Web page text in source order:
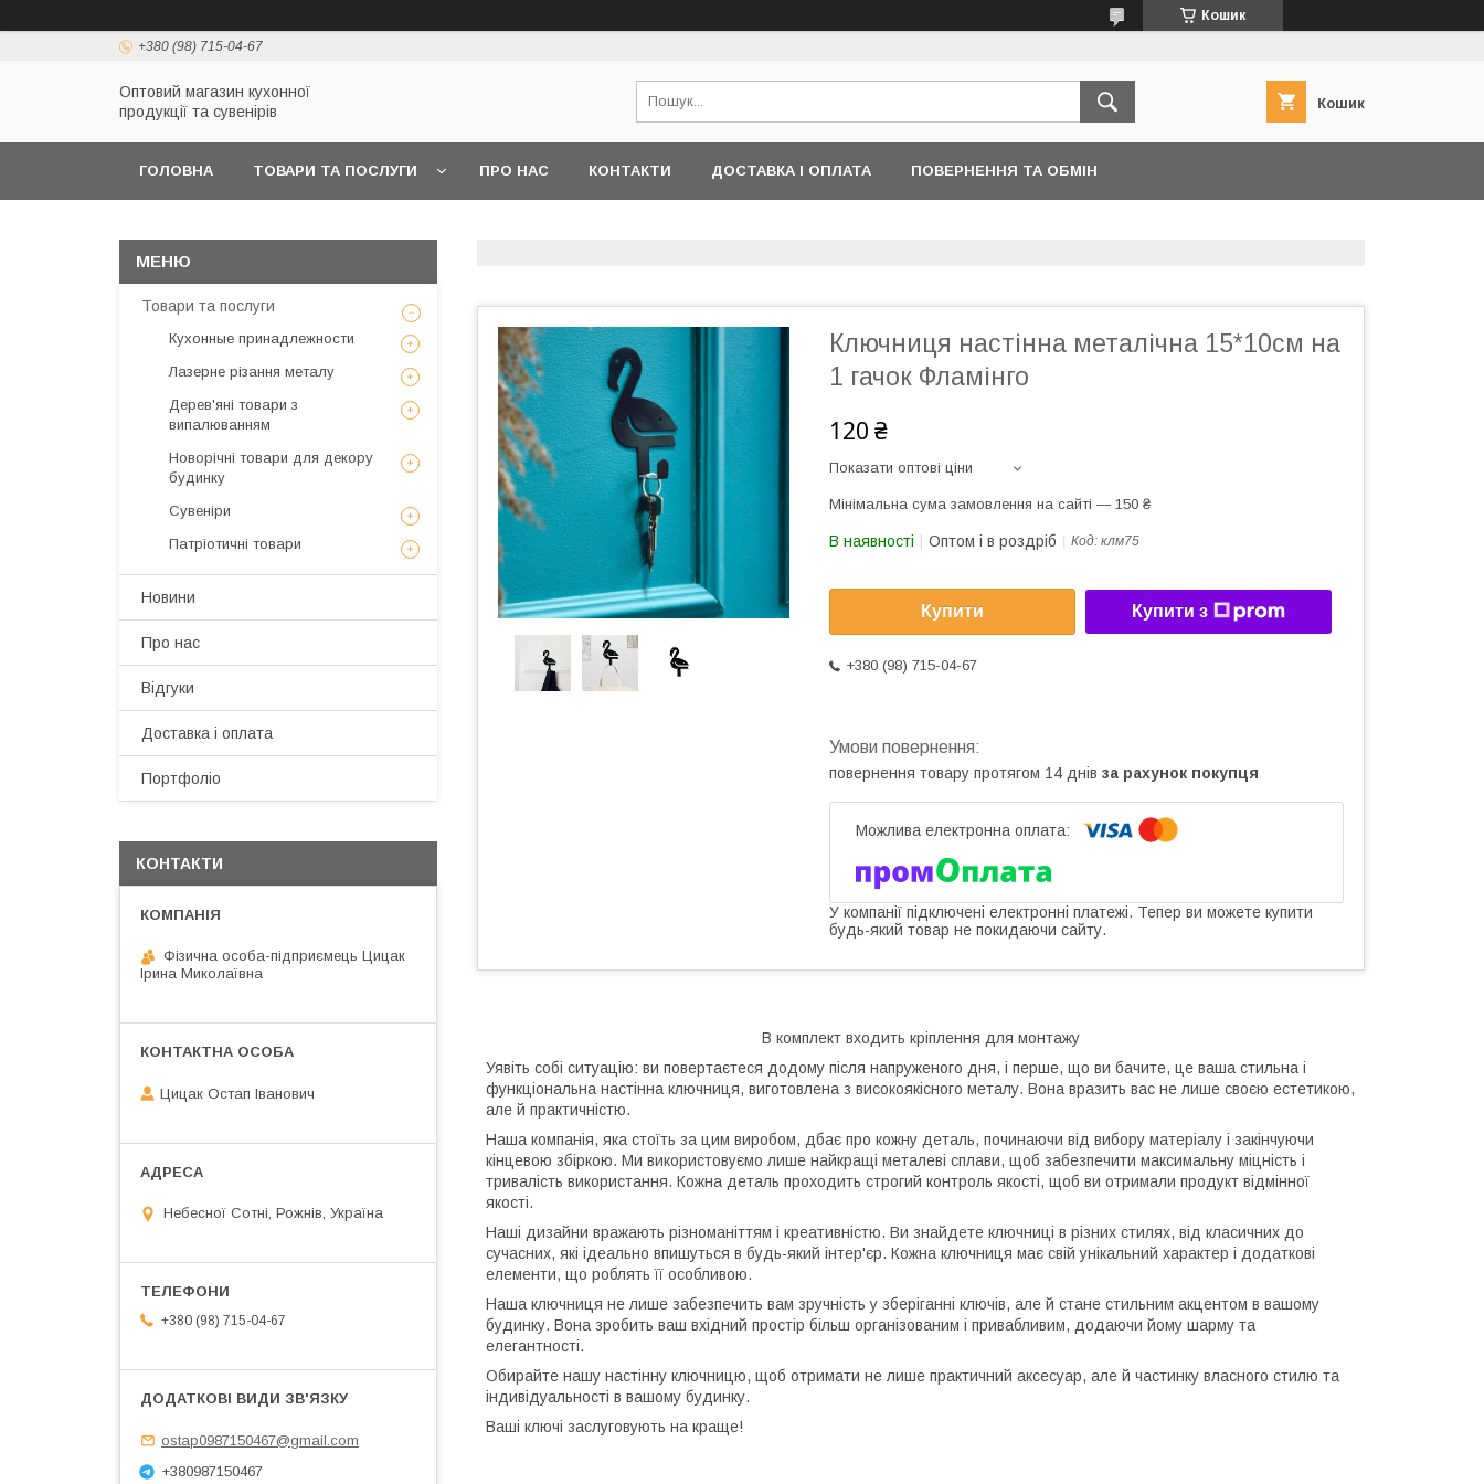
Кошик
+380 (98) 715-04-67
Оптовий магазин кухонної
продукції та сувенірів
Кошик
ГОЛОВНА ТОВАРИ ТА ПОСЛУГИ ПРО НАС КОНТАКТИ ДОСТАВКА І ОПЛАТА ПОВЕРНЕННЯ ТА ОБМІН
Ключниця настінна металічна 15*10см на
1 гачок Фламінго
120 ₴
Показати оптові ціни
Мінімальна сума замовлення на сайті — 150 ₴
В наявності Оптом і в роздріб Код: клм75
Купити Купити з
+380 (98) 715-04-67
повернення товару протягом 14 днів за рахунок покупця
У компанії підключені електронні платежі. Тепер ви можете купити
будь-який товар не покидаючи сайту.
В комплект входить кріплення для монтажу
Уявіть собі ситуацію: ви повертаєтеся додому після напруженого дня, і перше, що ви бачите, це ваша стильна і
функціональна настінна ключниця, виготовлена з високоякісного металу. Вона вразить вас не лише своєю естетикою,
але й практичністю.
Наша компанія, яка стоїть за цим виробом, дбає про кожну деталь, починаючи від вибору матеріалу і закінчуючи
кінцевою збіркою. Ми використовуємо лише найкращі металеві сплави, щоб забезпечити максимальну міцність і
тривалість використання. Кожна деталь проходить строгий контроль якості, щоб ви отримали продукт відмінної
якості.
Наші дизайни вражають різноманіттям і креативністю. Ви знайдете ключниці в різних стилях, від класичних до
сучасних, які ідеально впишуться в будь-який інтер'єр. Кожна ключниця має свій унікальний характер і додаткові
елементи, що роблять її особливою.
Наша ключниця не лише забезпечить вам зручність у зберіганні ключів, але й стане стильним акцентом в вашому
будинку. Вона зробить ваш вхідний простір більш організованим і привабливим, додаючи йому шарму та
елегантності.
Обирайте нашу настінну ключницю, щоб отримати не лише практичний аксесуар, але й частинку власного стилю та
індивідуальності в вашому будинку.
Ваші ключі заслуговують на краще!
Товари та послуги
Кухонные принадлежности
Лазерне різання металу
Дерев'яні товари з
випалюванням
Новорічні товари для декору
будинку
Сувеніри
Патріотичні товари
Новини
Про нас
Відгуки
Доставка і оплата
Портфоліо
КОНТАКТИ
Фізична особа-підприємець Цицак
Ірина Миколаївна
Цицак Остап Іванович
Небесної Сотні, Рожнів, Україна
+380 (98) 715-04-67
ostap0987150467@gmail.com
+380987150467